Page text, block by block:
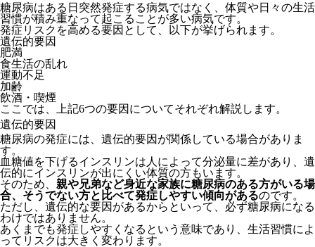
糖尿病はある日突然発症する病気ではなく、体質や日々の生活
習慣が積み重なって起こることが多い病気です。
発症リスクを高める要因として、以下が挙げられます。
遺伝的要因
肥満
食生活の乱れ
運動不足
加齢
飲酒・喫煙
ここでは、上記6つの要因についてそれぞれ解説します。
遺伝的要因
糖尿病の発症には、遺伝的要因が関係している場合がありま
す。
血糖値を下げるインスリンは人によって分泌量に差があり、遺
伝的にインスリンが出にくい体質の方もいます。
そのため、 親や兄弟など身近な家族に糖尿病のある方がいる場
合、そうでない方と比べて発症しやすい傾向があるのです。
ただし、遺伝的な要因があるからといって、必ず糖尿病になる
わけではありません。
あくまでも発症しやすくなるという意味であり、生活習慣によ
ってリスクは大きく変わります。